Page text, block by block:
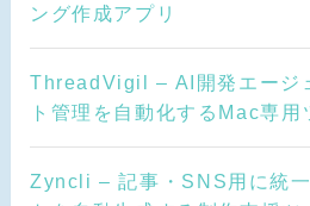
ング作成アプリ
ThreadVigil – AI開発エージ
ト管理を自動化するMac専用
Zyncli – 記事・SNS用に統